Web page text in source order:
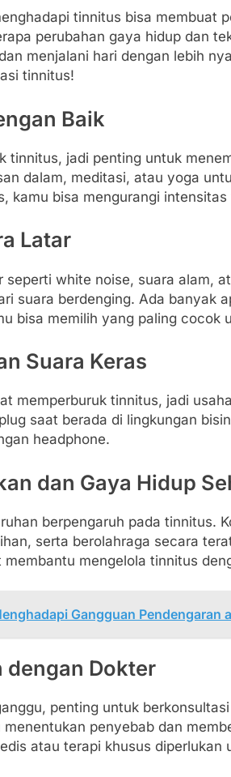
tinnitus bisa membuat
perubahan gaya hidup dan
menjalani hari dengan lebih
tinnitus!
Baik
tinnitus, jadi penting untuk
dalam, meditasi, atau yoga
kamu bisa mengurangi
Latar
seperti white noise, suara alam,
suara berdenging. Ada banyak
bisa memilih yang paling cocok
Suara Keras
memperburuk tinnitus, jadi
saat berada di lingkungan
headphone.
dan Gaya Hidup
berpengaruh pada tinnitus.
serta berolahraga secara
mengelola tinnitus
Gangguan Pendengaran
dengan Dokter
penting untuk
penyebab dan
atau terapi khusus diperlukan